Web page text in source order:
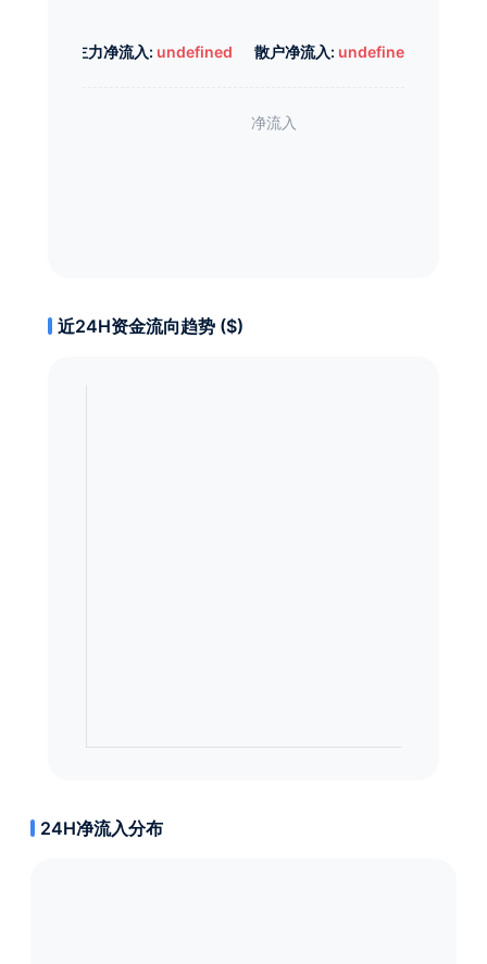
主力净流入: undefined 散户净流入: undefined
近24H资金流向趋势 ($)
24H净流入分布